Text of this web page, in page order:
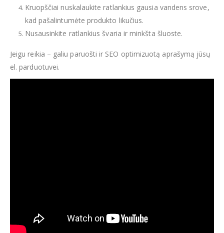
Kruopščiai nuskalaukite ratlankius gausia vandens srove,
kad pašalintumėte produkto likučius.
Nusausinkite ratlankius švaria ir minkšta šluoste.
Jeigu reikia – galiu paruošti ir SEO optimizuotą aprašymą jūsų
el. parduotuvei.